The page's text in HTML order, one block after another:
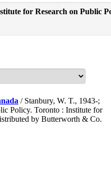
for Research on Public
/ Stanbury, W. T., 1943-;
Policy. Toronto : Institute for
by Butterworth & Co.